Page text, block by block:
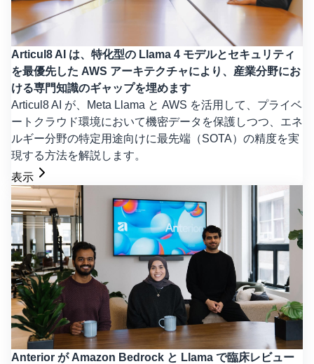
Articul8 AI は、特化型の Llama 4 モデルとセキュリティ
を最優先した AWS アーキテクチャにより、産業分野にお
ける専門知識のギャップを埋めます
Articul8 AI が、Meta Llama と AWS を活用して、プライベ
ートクラウド環境において機密データを保護しつつ、エネ
ルギー分野の特定用途向けに最先端（SOTA）の精度を実
現する方法を解説します。
表示
Anterior が Amazon Bedrock と Llama で臨床レビュー